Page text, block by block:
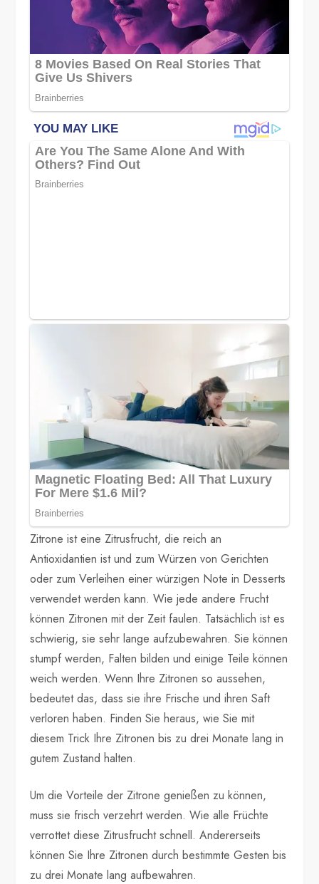
Zitrone ist eine Zitrusfrucht, die reich an
Antioxidantien ist und zum Würzen von Gerichten
oder zum Verleihen einer würzigen Note in Desserts
verwendet werden kann. Wie jede andere Frucht
können Zitronen mit der Zeit faulen. Tatsächlich ist es
schwierig, sie sehr lange aufzubewahren. Sie können
stumpf werden, Falten bilden und einige Teile können
weich werden. Wenn Ihre Zitronen so aussehen,
bedeutet das, dass sie ihre Frische und ihren Saft
verloren haben. Finden Sie heraus, wie Sie mit
diesem Trick Ihre Zitronen bis zu drei Monate lang in
gutem Zustand halten.
Um die Vorteile der Zitrone genießen zu können,
muss sie frisch verzehrt werden. Wie alle Früchte
verrottet diese Zitrusfrucht schnell. Andererseits
können Sie Ihre Zitronen durch bestimmte Gesten bis
zu drei Monate lang aufbewahren.